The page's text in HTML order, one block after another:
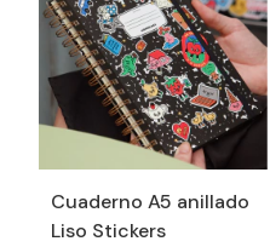
Cuaderno A5 anillado
Liso Stickers